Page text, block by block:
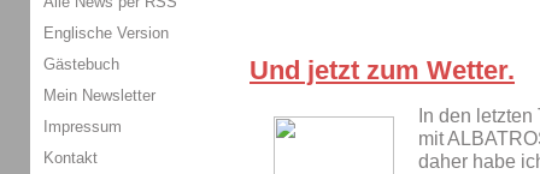
Und jetzt zum Wetter.
In den
mit
daher habe
Englische Version
Gästebuch
Mein Newsletter
Impressum
Kontakt